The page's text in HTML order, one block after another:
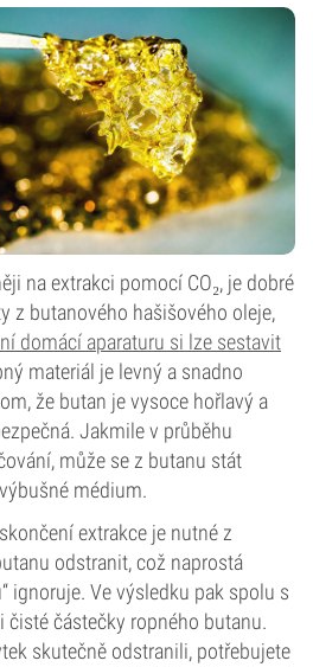
na extrakci pomocí CO₂, je dobré
z butanového hašišového oleje,
domácí aparaturu si lze sestavit
materiál je levný a snadno
že butan je vysoce hořlavý a
Jakmile v průběhu
může se z butanu stát
médium.
extrakce je nutné z
odstranit, což naprostá
ignoruje. Ve výsledku pak spolu s
čisté částečky ropného butanu.
skutečně odstranili, potřebujete